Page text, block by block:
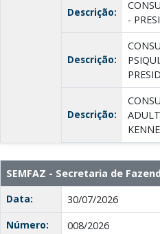
Descrição:
-
Descrição:
Descrição:
SEMFAZ - Secretaria de
Data:
30/07/2026
Número:
008/2026